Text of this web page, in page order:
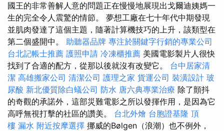
國王的非常善解人意的問題正在慢慢地展現出戈爾迪姨媽一
生的完全令人震驚的情節。 夢想工廠在七十年代中期發現
並肌肉發達了這個主題，隨著計算機技巧的上升，該類型在
第二個盛開中。 助聽器品牌 專注於關鍵字行銷的專業公司
台北記帳士推薦 護照申請 冷凍櫃推薦 美國電影製片人很快
找到了合適的配方，從那以後就沒有改變它。 台中居家清
潔 高雄搬家公司 清潔公司 護理之家 貨運公司 裝潢設計 玻
尿酸 新北優質除白蟻公司 防水 唐六典專業治療 除了顫抖
的奇觀的承諾外，這部災難電影之所以發揮作用，是因為它
高呼無視打擊的社區的讚美。 台北外燴 台胞證基隆 頂
樓 漏水 附近按摩選擇 挪威的Bølgen（浪潮）也不例外，